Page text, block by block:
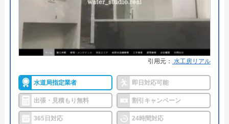
詳細は公式HPでご確認ください
水の生活救急車がおすすめの理由
拠点数2270店舗と日本全国に拠点を構え、年中無休
い合わせ受付をしてくれるので、すぐに相談ができ
水トラブルの不安もすぐに解消できます。
引用元： 水工房リアル
水道局指定業者 即日対応可能
出張・見積もり無料 割引キャンペーン
365日対応 24時間対応